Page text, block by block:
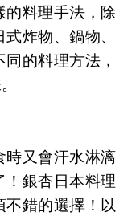
的料理手法，除
炸物、鍋物、
的料理方法，
時又會汗水淋漓
！銀杏日本料理
不錯的選擇！以